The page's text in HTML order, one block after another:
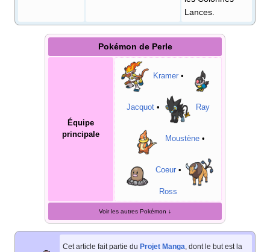
Lances.
Pokémon de Perle
Équipe
principale
Kramer•
Jacquot • Ray
Moustène •
Coeur•
Ross
Voir les autres Pokémon ↓
Cet article fait partie du Projet Manga, dont le but est la